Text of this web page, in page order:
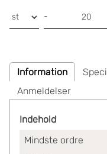
-
Information
Anmeldelser
Indehold
Mindste ordre